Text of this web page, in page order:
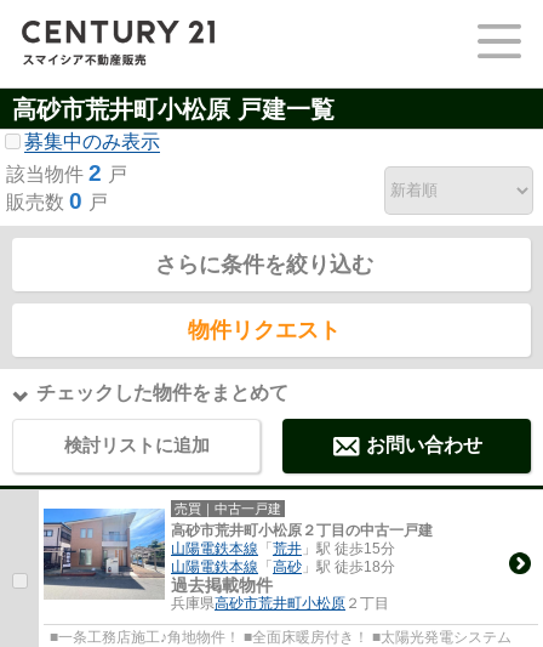
高砂市荒井町小松原 戸建一覧
募集中のみ表示
該当物件 2 戸
販売数 0 戸
さらに条件を絞り込む
物件リクエスト
チェックした物件をまとめて
検討リストに追加 お問い合わせ
売買｜中古一戸建
高砂市荒井町小松原２丁目の中古一戸建
山陽電鉄本線 「荒井 」駅 徒歩15分
山陽電鉄本線 「高砂 」駅 徒歩18分
過去掲載物件
兵庫県高砂市荒井町小松原 ２丁目
■一条工務店施工♪角地物件！ ■全面床暖房付き！ ■太陽光発電システム